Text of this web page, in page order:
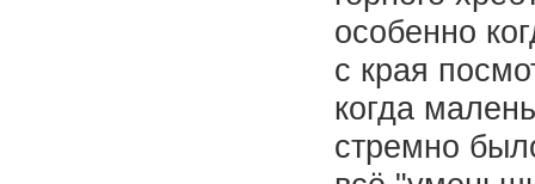
особенно
с края
когда
стремно